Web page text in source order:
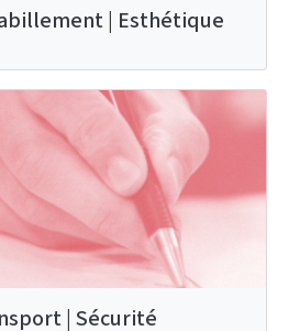
| Esthétique
| Sécurité